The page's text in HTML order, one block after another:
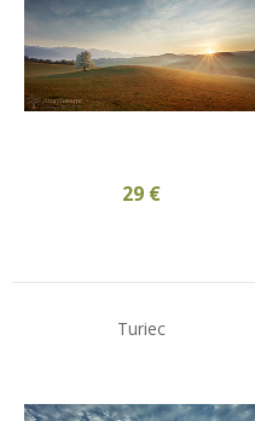
29 €
Turiec